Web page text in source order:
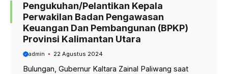
Pengukuhan/Pelantikan Kepala
Perwakilan Badan Pengawasan
Keuangan Dan Pembangunan (BPKP)
Provinsi Kalimantan Utara
admin 22 Agustus 2024
Bulungan, Gubernur Kaltara Zainal Paliwang saat